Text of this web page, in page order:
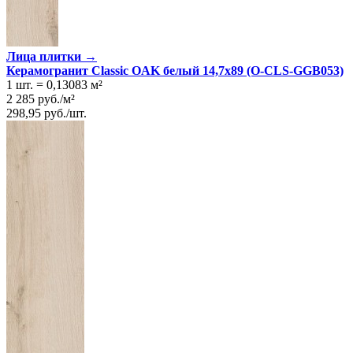
Лица плитки →
Керамогранит Classic OAK белый 14,7x89 (O-CLS-GGB053)
1 шт. = 0,13083 м²
2 285 руб./м²
298,95 руб./шт.